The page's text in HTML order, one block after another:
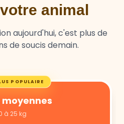
animal
aujourd'hui, c'est plus de
de soucis demain.
POPULAIRE
moyennes
à 25 kg